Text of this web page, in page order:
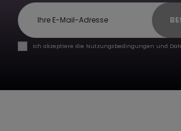
Ich akzeptiere die Nutzungsbedingungen und